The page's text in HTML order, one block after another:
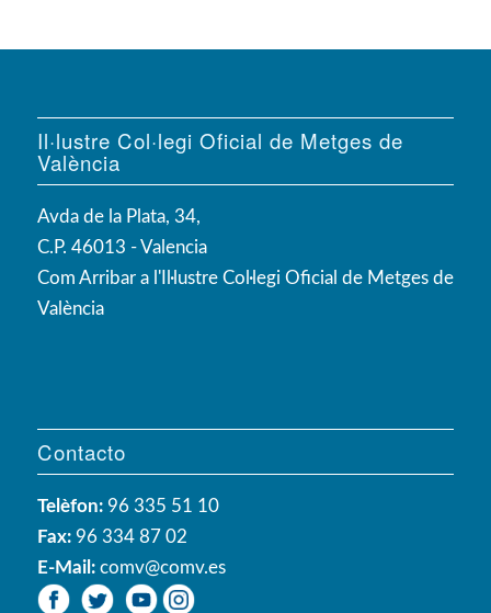
Il·lustre Col·legi Oficial de Metges de
València
Avda de la Plata, 34,
C.P. 46013 - Valencia
Com Arribar a l'Il·lustre Col·legi Oficial de Metges de
València
Contacto
Telèfon: 96 335 51 10
Fax:96 334 87 02
E-Mail: comv@comv.es